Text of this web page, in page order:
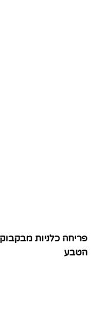
פריחה כלניות
הטבע